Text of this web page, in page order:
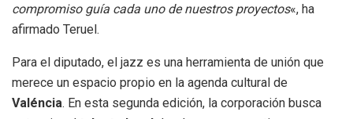
compromiso guía cada uno de nuestros proyectos«, ha
afirmado Teruel.
Para el diputado, el jazz es una herramienta de unión que
merece un espacio propio en la agenda cultural de
Valéncia. En esta segunda edición, la corporación busca